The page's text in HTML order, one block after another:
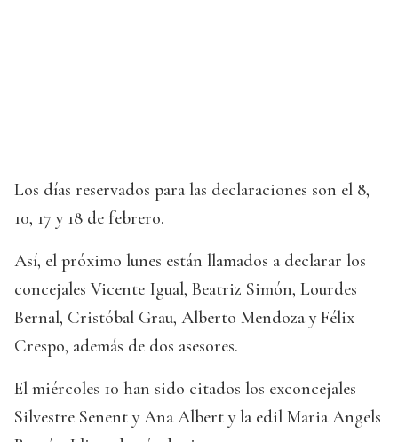
Los días reservados para las declaraciones son el 8,
10, 17 y 18 de febrero.
Así, el próximo lunes están llamados a declarar los
concejales Vicente Igual, Beatriz Simón, Lourdes
Bernal, Cristóbal Grau, Alberto Mendoza y Félix
Crespo, además de dos asesores.
El miércoles 10 han sido citados los exconcejales
Silvestre Senent y Ana Albert y la edil Maria Angels